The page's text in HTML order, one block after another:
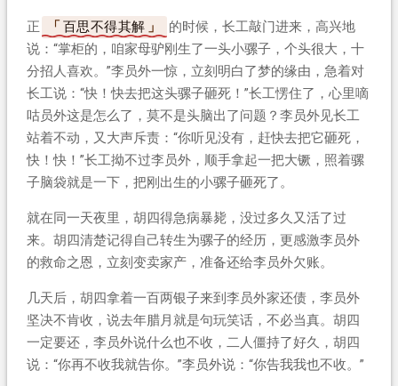
正 百思不得其解
的时候，长工敲门进来，高兴地
说：“掌柜的，咱家母驴刚生了一头小骡子，个头很大，十
分招人喜欢。”李员外一惊，立刻明白了梦的缘由，急着对
长工说：“快！快去把这头骡子砸死！”长工愣住了，心里嘀
咕员外这是怎么了，莫不是头脑出了问题？李员外见长工
站着不动，又大声斥责：“你听见没有，赶快去把它砸死，
快！快！”长工拗不过李员外，顺手拿起一把大镢，照着骡
子脑袋就是一下，把刚出生的小骡子砸死了。
就在同一天夜里，胡四得急病暴毙，没过多久又活了过
来。胡四清楚记得自己转生为骡子的经历，更感激李员外
的救命之恩，立刻变卖家产，准备还给李员外欠账。
几天后，胡四拿着一百两银子来到李员外家还债，李员外
坚决不肯收，说去年腊月就是句玩笑话，不必当真。胡四
一定要还，李员外说什么也不收，二人僵持了好久，胡四
说：“你再不收我就告你。”李员外说：“你告我我也不收。”